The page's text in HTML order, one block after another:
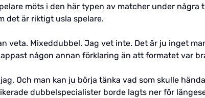
möts i den här typen av matcher under
det är riktigt usla spelare.
veta. Mixeddubbel. Jag vet inte. Det är ju inget
någon annan förklaring än att formatet var
Och man kan ju börja tänka vad som skulle
dubbelspecialister borde lagts ner för